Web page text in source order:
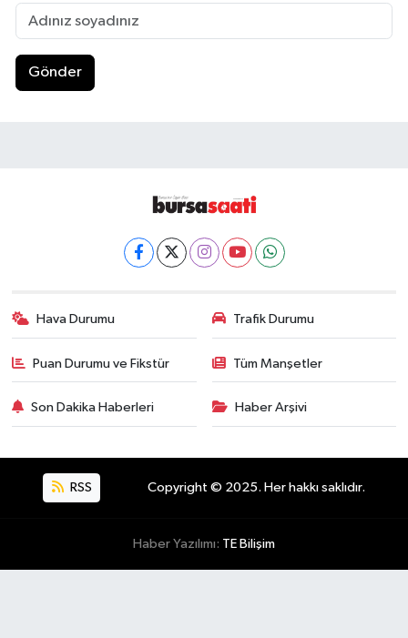
Gönder
Hava Durumu Trafik Durumu
Puan Durumu ve Fikstür Tüm Manşetler
Son Dakika Haberleri Haber Arşivi
RSS Copyright © 2025. Her hakkı saklıdır.
Haber Yazılımı: TE Bilişim